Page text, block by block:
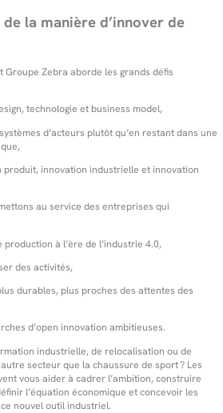
la manière d’innover de
Groupe Zebra aborde les grands défis
technologie et business model,
d’acteurs plutôt qu’en restant dans une
innovation industrielle et innovation
au service des entreprises qui
à l’ère de l’industrie 4.0,
des activités,
durables, plus proches des attentes des
d’open innovation ambitieuses.
industrielle, de relocalisation ou de
secteur que la chaussure de sport ? Les
vous aider à cadrer l’ambition, construire
l’équation économique et concevoir les
nouvel outil industriel.